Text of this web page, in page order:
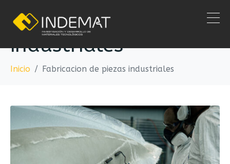
Fabricacion de piezas
industriales
Inicio Fabricacion de piezas industriales